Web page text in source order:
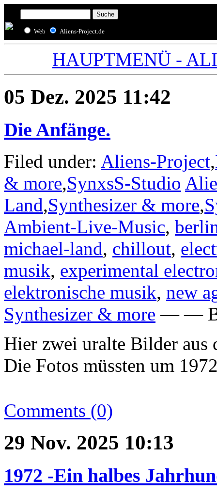
Web Aliens-Project.de
HAUPTMENÜ -
05 Dez. 2025 11:42
Die Anfänge.
Filed under: Aliens-Project,
& more,SynxsS-Studio
Land,Synthesizer & more,
Ambient-Live-Music,
michael-land, chillout,
musik, experimental
elektronische musik, new
Synthesizer & more — —
Hier zwei uralte Bilder aus
Die Fotos müssten um
Comments (0)
29 Nov. 2025 10:13
1972 -Ein halbes